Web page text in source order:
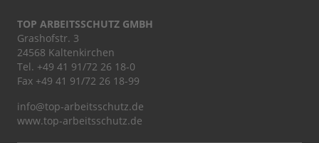
TOP ARBEITSSCHUTZ GMBH
Grashofstr. 3
24568 Kaltenkirchen
Tel. +49 41 91/72 26 18-0
Fax +49 41 91/72 26 18-99
info@top-arbeitsschutz.de
www.top-arbeitsschutz.de